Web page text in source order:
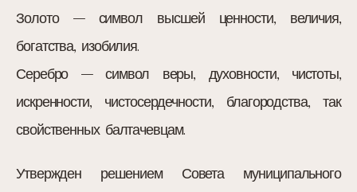
Золото – символ высшей ценности, величия,
богатства, изобилия.
Серебро – символ веры, духовности, чистоты,
искренности, чистосердечности, благородства, так
свойственных балтачевцам.
Утвержден решением Совета муниципального